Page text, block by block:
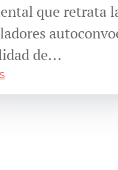
que retrata
de...